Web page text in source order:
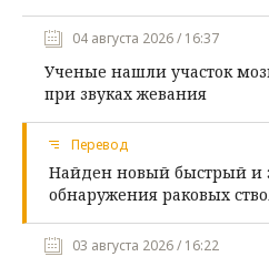
04 августа 2026 / 16:37
Ученые нашли участок
при звуках жевания
Перевод
Найден новый быстрый и
обнаружения раковых
03 августа 2026 / 16:22